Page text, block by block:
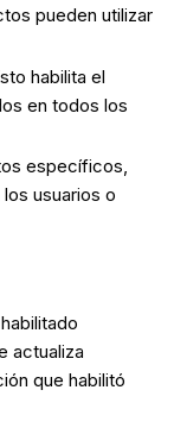
pueden utilizar
habilita el
en todos los
específicos,
usuarios o
actualiza
que habilitó